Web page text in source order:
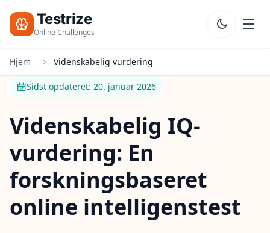
Testrize
Online Challenges
Testrize
Online
Challenges
Start
Gratis
Vurdering
E
Sprog🇩🇰
Bootcamp
Hjem Videnskabelig vurdering
Sidst opdateret: 20. januar 2026
Videnskabelig IQ-
vurdering: En
forskningsbaseret
online intelligenstest